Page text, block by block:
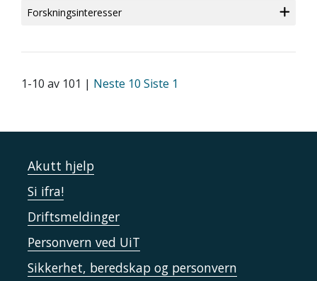
Forskningsinteresser
1-10 av 101 | Neste 10 Siste 1
Akutt hjelp
Si ifra!
Driftsmeldinger
Personvern ved UiT
Sikkerhet, beredskap og personvern